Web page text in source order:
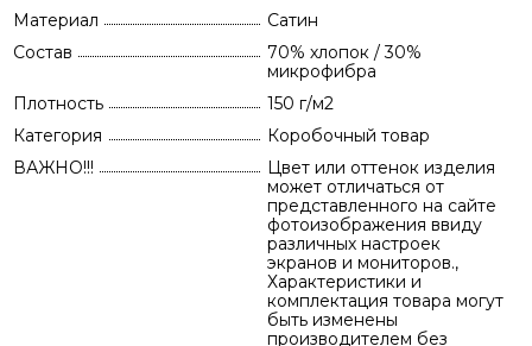
Материал
Сатин
Состав
70% хлопок / 30%
микрофибра
Плотность
150 г/м2
Категория
Коробочный товар
ВАЖНО!!!
Цвет или оттенок изделия
может отличаться от
представленного на сайте
фотоизображения ввиду
различных настроек
экранов и мониторов.,
Характеристики и
комплектация товара могут
быть изменены
производителем без